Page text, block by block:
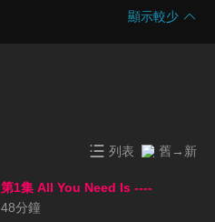
顯示較少
列表 舊→新
第1集 All You Need Is ----
48分鐘